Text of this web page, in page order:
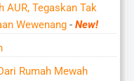
AUR, Tegaskan Tak
Wewenang - New!
Rumah Mewah